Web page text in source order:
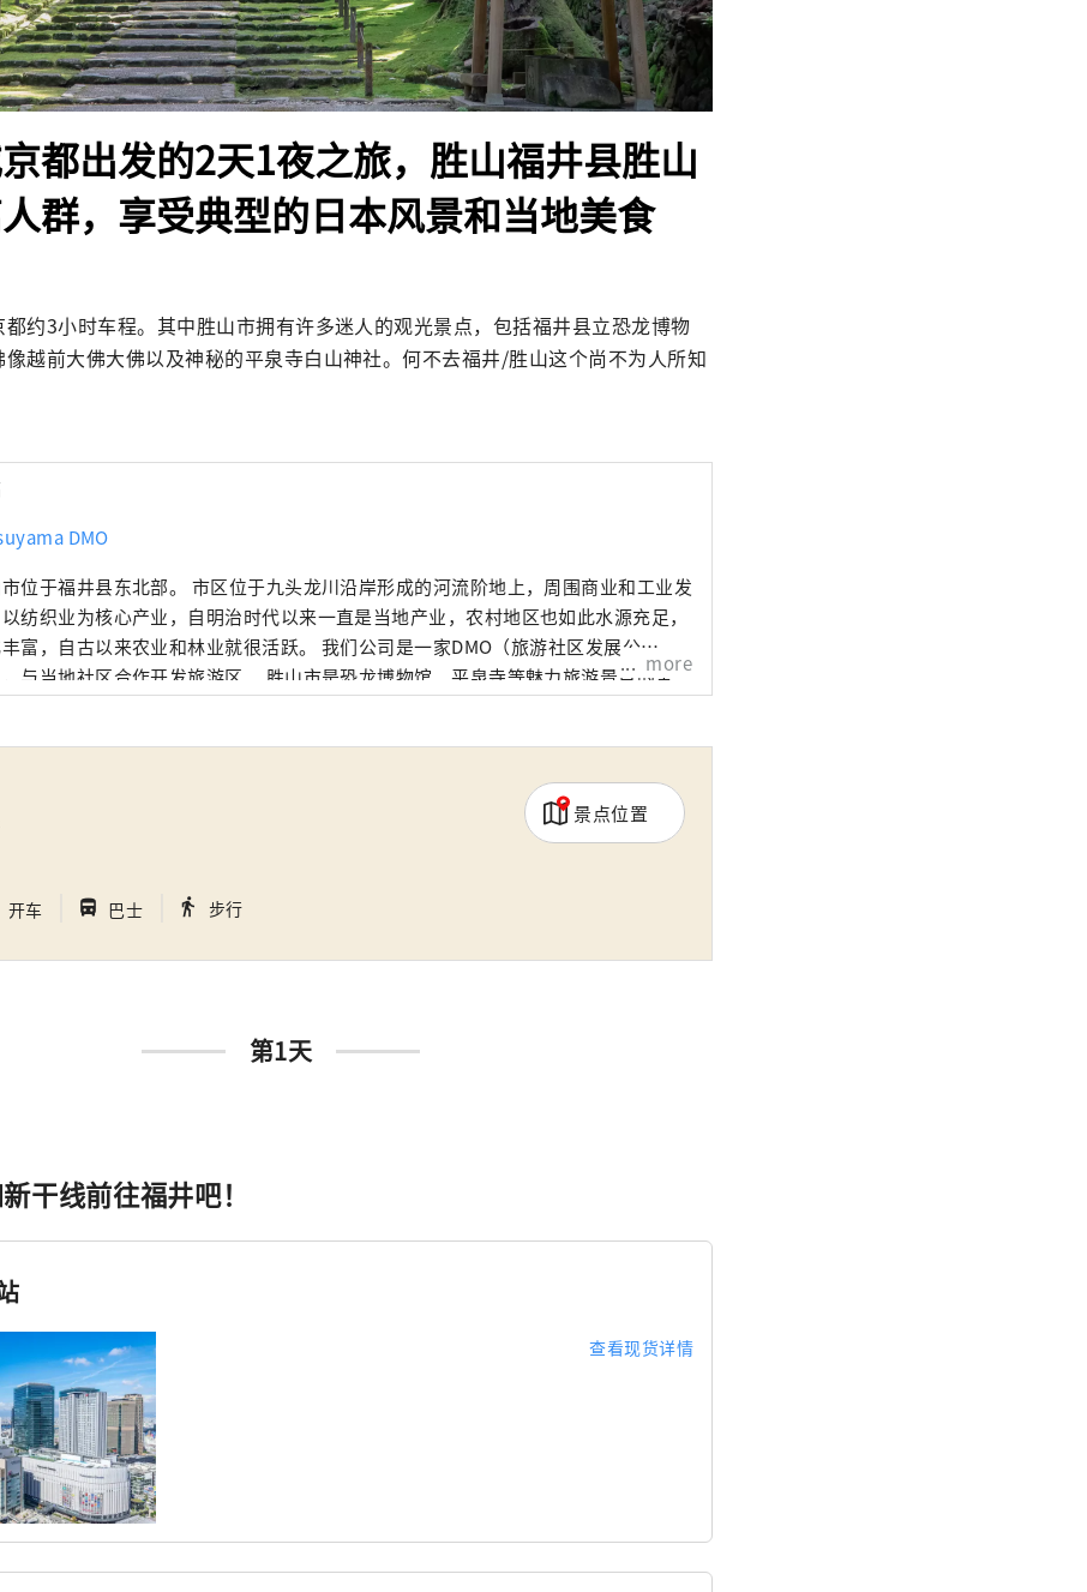
都出发的2天1夜之旅，胜山福井县胜山
群，享受典型的日本风景和当地美食
约3小时车程。其中胜山市拥有许多迷人的观光景点，包括福井县立恐龙博物
越前大佛大佛以及神秘的平泉寺白山神社。何不去福井/胜山这个尚不为人所知
DMO
位于福井县东北部。 市区位于九头龙川沿岸形成的河流阶地上，周围商业和工业发
纺织业为核心产业，自明治时代以来一直是当地产业，农村地区也如此水源充足，
自古以来农业和林业就很活跃。 我们公司是一家DMO（旅游社区发展公
与当地社区合作开发旅游区。 胜山市是恐龙博物馆、平泉寺等魅力旅游景点的宝
对来胜山的顾客，我们提供导游服务，让更多的人体验胜山、位于恐龙博物馆停车
more
开车 directions_bus_filled 巴士 directions_walk 步行
景点位置
第1天
干线前往福井吧！
查看现货详情